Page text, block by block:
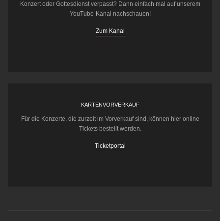
Konzert oder Gottesdienst verpasst? Dann einfach mal auf unserem
YouTube-Kanal nachschauen!
Zum Kanal
KARTENVORVERKAUF
Für die Konzerte, die zurzeit im Vorverkauf sind, können hier online
Tickets bestellt werden.
Ticketportal